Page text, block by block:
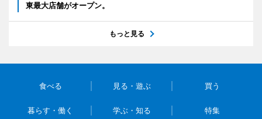
東最大店舗がオープン。
もっと見る
食べる 見る・遊ぶ 買う
暮らす・働く 学ぶ・知る 特集